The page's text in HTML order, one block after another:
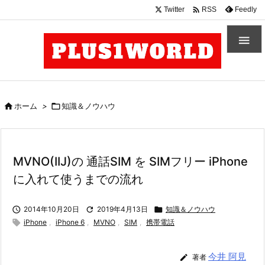

Twitter  RSS Feedly
ホーム > 知識＆ノウハウ
MVNO(IIJ)の 通話SIM を SIMフリー iPhone
に入れて使うまでの流れ
 2014年10月20日  2019年4月13日  知識＆ノウハウ
 iPhone , iPhone 6 , MVNO , SIM , 携帯電話
 著者 今井 阿見